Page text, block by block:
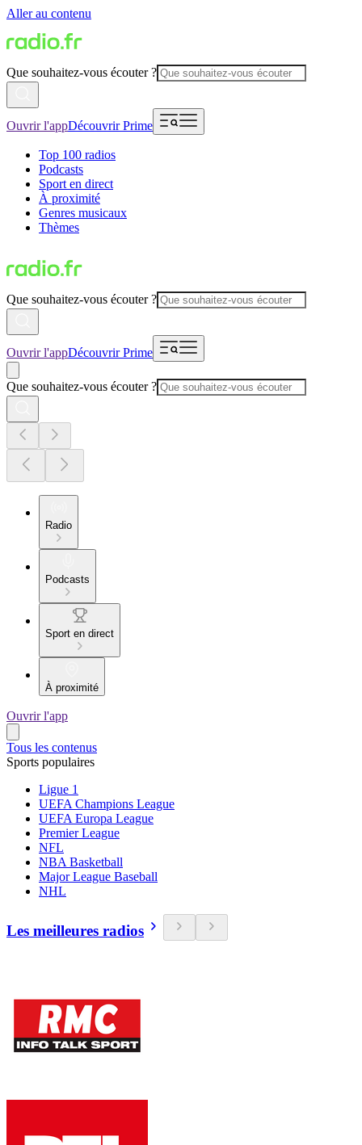
Aller au contenu
Que souhaitez-vous écouter ?
Ouvrir l'appDécouvrir Prime
Top 100 radios
Podcasts
Sport en direct
À proximité
Genres musicaux
Thèmes
Que souhaitez-vous écouter ?
Ouvrir l'appDécouvrir Prime
Que souhaitez-vous écouter ?
Radio
Podcasts
Sport en direct
À proximité
Ouvrir l'app
Tous les contenus
Sports populaires
Ligue 1
UEFA Champions League
UEFA Europa League
Premier League
NFL
NBA Basketball
Major League Baseball
NHL
Les meilleures radios